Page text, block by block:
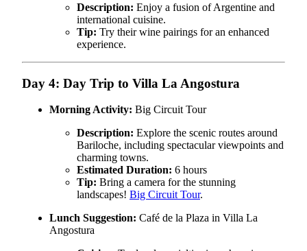
Description: Enjoy a fusion of Argentine and
international cuisine.
Tip: Try their wine pairings for an enhanced
experience.
Day 4: Day Trip to Villa La Angostura
Morning Activity: Big Circuit Tour
Description: Explore the scenic routes around
Bariloche, including spectacular viewpoints and
charming towns.
Estimated Duration: 6 hours
Tip: Bring a camera for the stunning
landscapes! Big Circuit Tour.
Lunch Suggestion: Café de la Plaza in Villa La
Angostura